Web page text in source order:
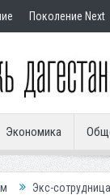
Поколение Next
Экономика
Соцфонда